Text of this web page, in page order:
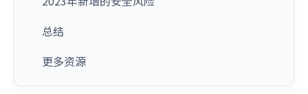
总结
更多资源